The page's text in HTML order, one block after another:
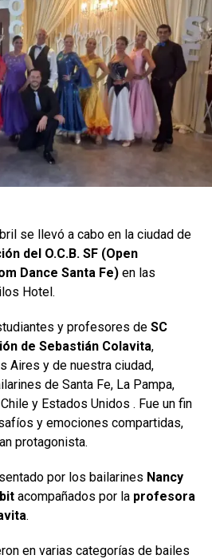
se llevó a cabo en la ciudad de
del O.C.B. SF (Open
Dance Santa Fe) en las
Hotel.
y profesores de SC
de Sebastián Colavita,
Aires y de nuestra ciudad,
de Santa Fe, La Pampa,
y Estados Unidos . Fue un fin
y emociones compartidas,
protagonista.
por los bailarines Nancy
acompañados por la profesora
.
en varias categorías de bailes